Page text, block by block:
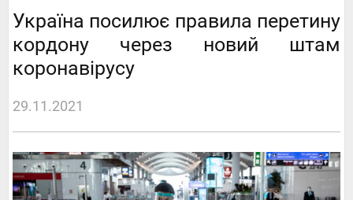
Україна посилює правила перетину
кордону через новий штам
коронавірусу
29.11.2021